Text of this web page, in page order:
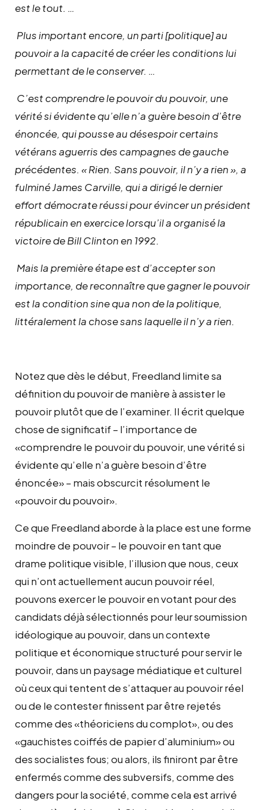
est le tout. …
Plus important encore, un parti [politique] au
pouvoir a la capacité de créer les conditions lui
permettant de le conserver. …
C’est comprendre le pouvoir du pouvoir, une
vérité si évidente qu’elle n’a guère besoin d’être
énoncée, qui pousse au désespoir certains
vétérans aguerris des campagnes de gauche
précédentes. « Rien. Sans pouvoir, il n’y a rien », a
fulminé James Carville, qui a dirigé le dernier
effort démocrate réussi pour évincer un président
républicain en exercice lorsqu’il a organisé la
victoire de Bill Clinton en 1992.
Mais la première étape est d’accepter son
importance, de reconnaître que gagner le pouvoir
est la condition sine qua non de la politique,
littéralement la chose sans laquelle il n’y a rien.
Notez que dès le début, Freedland limite sa
définition du pouvoir de manière à assister le
pouvoir plutôt que de l’examiner. Il écrit quelque
chose de significatif – l’importance de
«comprendre le pouvoir du pouvoir, une vérité si
évidente qu’elle n’a guère besoin d’être
énoncée» – mais obscurcit résolument le
«pouvoir du pouvoir».
Ce que Freedland aborde à la place est une forme
moindre de pouvoir – le pouvoir en tant que
drame politique visible, l’illusion que nous, ceux
qui n’ont actuellement aucun pouvoir réel,
pouvons exercer le pouvoir en votant pour des
candidats déjà sélectionnés pour leur soumission
idéologique au pouvoir, dans un contexte
politique et économique structuré pour servir le
pouvoir, dans un paysage médiatique et culturel
où ceux qui tentent de s’attaquer au pouvoir réel
ou de le contester finissent par être rejetés
comme des «théoriciens du complot», ou des
«gauchistes coiffés de papier d’aluminium» ou
des socialistes fous; ou alors, ils finiront par être
enfermés comme des subversifs, comme des
dangers pour la société, comme cela est arrivé